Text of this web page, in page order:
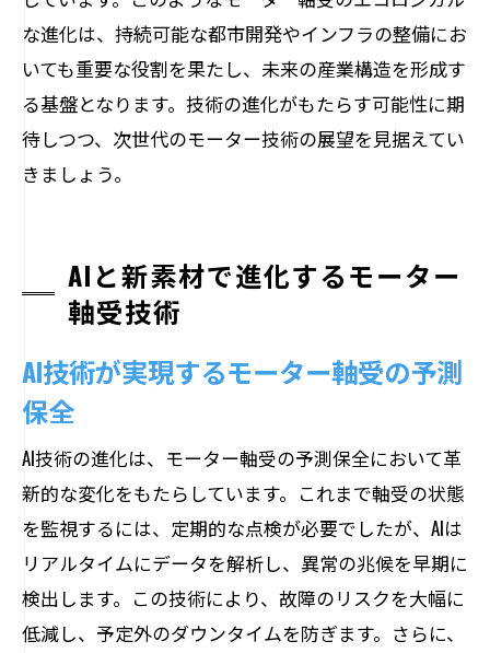
な進化は、持続可能な都市開発やインフラの整備にお
いても重要な役割を果たし、未来の産業構造を形成す
る基盤となります。技術の進化がもたらす可能性に期
待しつつ、次世代のモーター技術の展望を見据えてい
きましょう。
AIと新素材で進化するモーター
軸受技術
AI技術が実現するモーター軸受の予測
保全
AI技術の進化は、モーター軸受の予測保全において革
新的な変化をもたらしています。これまで軸受の状態
を監視するには、定期的な点検が必要でしたが、AIは
リアルタイムにデータを解析し、異常の兆候を早期に
検出します。この技術により、故障のリスクを大幅に
低減し、予定外のダウンタイムを防ぎます。さらに、